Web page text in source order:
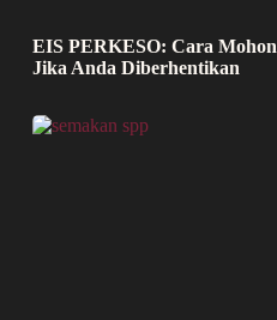
EIS PERKESO: Cara
Jika Anda Diberhentikan